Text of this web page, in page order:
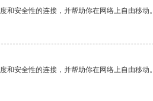
和安全性的连接，并帮助你在网络上自由移动。
和安全性的连接，并帮助你在网络上自由移动。